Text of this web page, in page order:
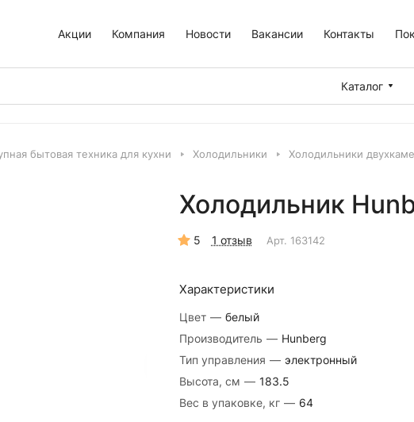
Акции Компания Новости Вакансии Контакты
Каталог
бытовая техника для кухни Холодильники Холодильники
Холодильник
5 1 отзыв Арт. 163142
Характеристики
Цвет — белый
Производитель — Hunberg
Тип управления — электронный
Высота, см — 183.5
Вес в упаковке, кг — 64